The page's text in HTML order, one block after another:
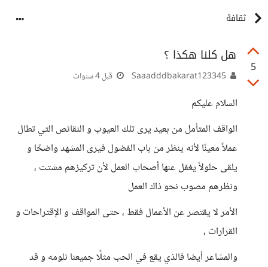
ثقافة
5
هل كلنا هكذا ؟
قبل 4 سنوات
السلام عليكم
الواقف المتأمل من بعيد يرى تلك العيوب و النقائص التي تطال
عملاً معينًا لأنه ينظر من باب الفضول فيرى المشهد واضحًا و
يلقى حلولاً يغفل عنها أصحاب العمل لأن تركيزهم مشتت ،
ونظرهم مصوب نحو ذاك العمل
الأمر لا يقتصر عن الأعمال فقط ، حتى المواقف و الإقتراحات و
القرارات ،
والمشاعر أيضا فالذي يقع في الحب مثلًا جميعنا نلومه و قد